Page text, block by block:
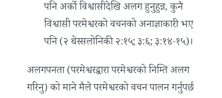
पनि अर्को विश्वासीदेखि अलग हुनुहुन्न, कुनै
विश्वासी परमेश्वरको वचनको अनाज्ञाकारी भए
पनि (२ थेस्सलोनिकी २:१५; ३:६; ३:१४-१५)।
अलगपनता (परमेश्वरद्वारा परमेश्वरको निम्ति अलग
गरिनु) को माने मैले परमेश्वरको वचन पालन गर्नुपर्छ